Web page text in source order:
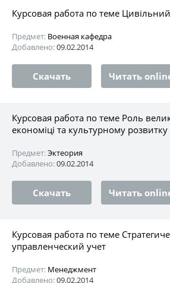
Курсовая работа по теме
Предмет: Военная кафедра
Добавлено:09.02.2014
Скачать Читать
Курсовая работа по теме Роль
економіцi та культурному розвитку
Предмет:Эктеория
Добавлено:09.02.2014
Скачать Читать
Курсовая работа по теме
управленческий учет
Предмет: Менеджмент
Добавлено:09.02.2014